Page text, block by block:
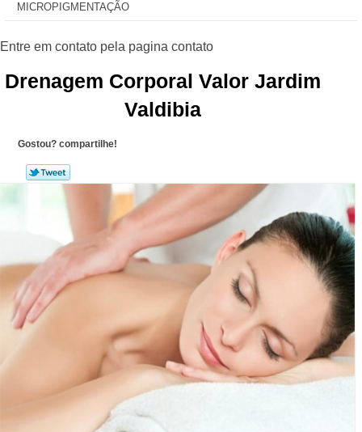
MICROPIGMENTAÇÃO
Drenagem Corporal Valor Jardim
Valdibia
Gostou? compartilhe!